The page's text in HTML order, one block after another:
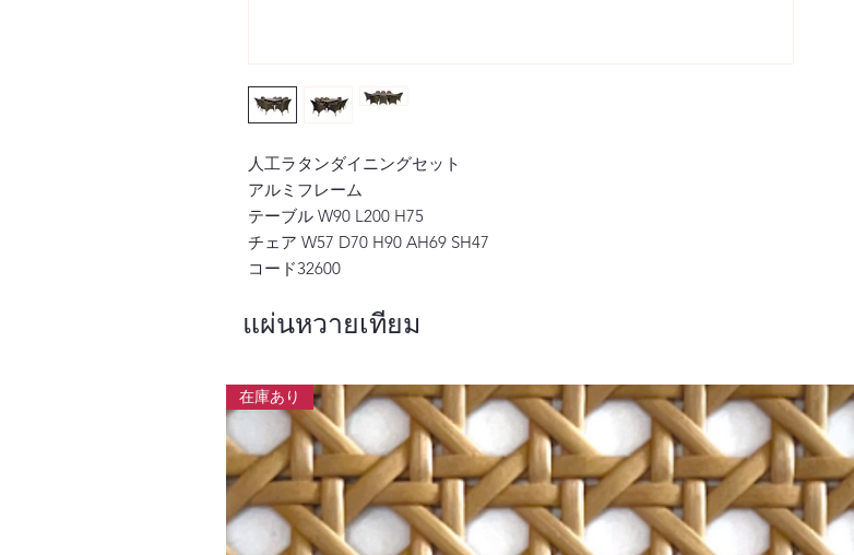
人工ラタンダイニングセット
アルミフレーム
テーブル W90 L200 H75
チェア W57 D70 H90 AH69 SH47
コード32600
แผ่นหวายเทียม
在庫あり